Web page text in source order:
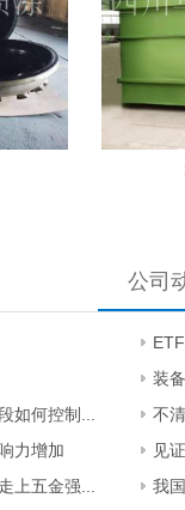
公司
装
如何控制...
不
力增加
见
上五金强...
我